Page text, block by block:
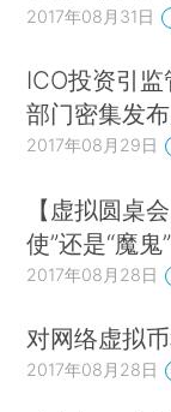
2017年08月31日
ICO投资引
部门密集发
2017年08月29日
【虚拟圆桌
使”还是“魔鬼
2017年08月28日
对网络虚拟
2017年08月28日